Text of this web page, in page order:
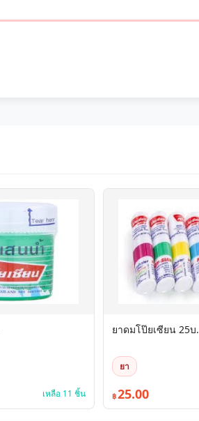
เหลือ 11 ชิ้น
ยาดมโป๊ยเซียน 25บ.
ยา
฿25.00